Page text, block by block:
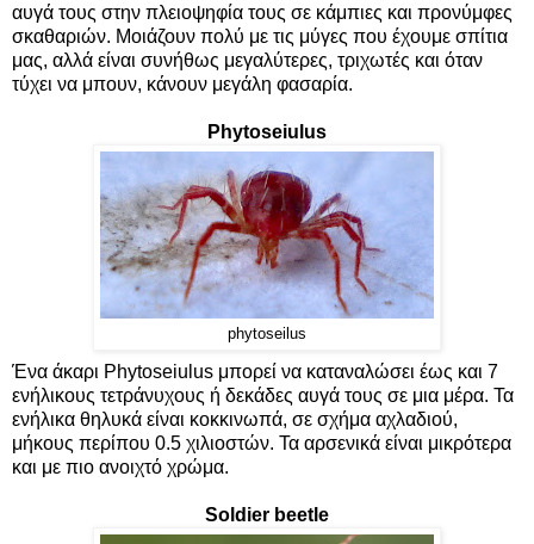
αυγά τους στην πλειοψηφία τους σε κάμπιες και προνύμφες
σκαθαριών. Mοιάζουν πολύ με τις μύγες που έχουμε σπίτια
μας, αλλά είναι συνήθως μεγαλύτερες, τριχωτές και όταν
τύχει να μπουν, κάνουν μεγάλη φασαρία.
Phytoseiulus
phytoseilus
Ένα άκαρι Phytoseiulus μπορεί να καταναλώσει έως και 7
ενήλικους τετράνυχους ή δεκάδες αυγά τους σε μια μέρα. Τα
ενήλικα θηλυκά είναι κοκκινωπά, σε σχήμα αχλαδιού,
μήκους περίπου 0.5 χιλιοστών. Τα αρσενικά είναι μικρότερα
και με πιο ανοιχτό χρώμα.
Soldier beetle